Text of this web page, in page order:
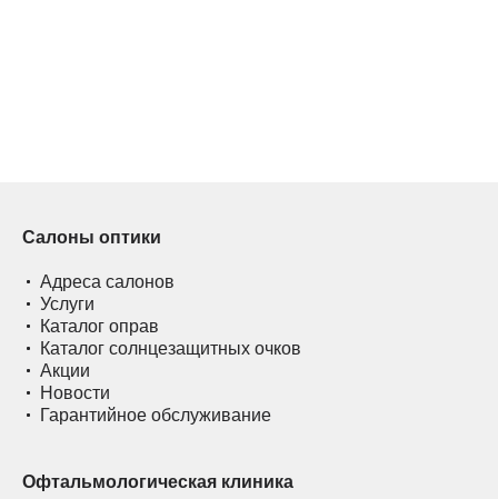
Салоны оптики
Адреса салонов
Услуги
Каталог оправ
Каталог солнцезащитных очков
Акции
Новости
Гарантийное обслуживание
Офтальмологическая клиника